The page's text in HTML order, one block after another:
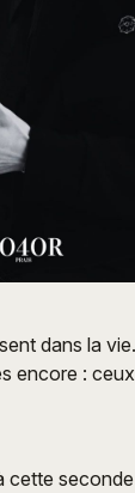
dans la vie.
encore :
cette